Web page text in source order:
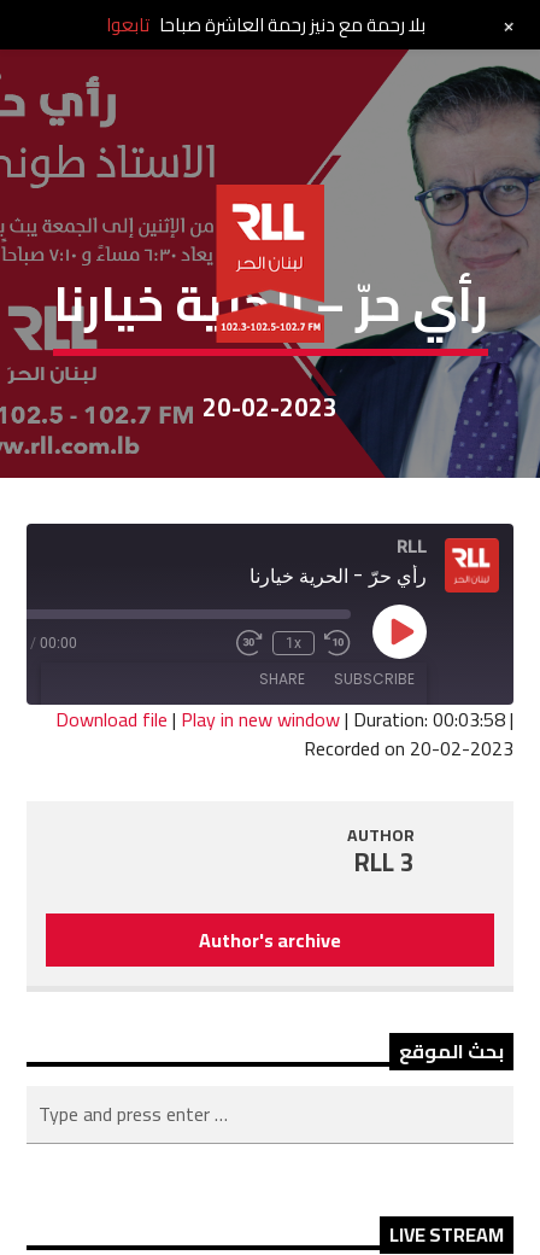
رأي حر
رأي حرّ – الحرية خيارنا
20-02-2023
RLL
رأي حرّ - الحرية خيارنا
Play
Episode
Rewind
10
Seconds
1x
Fast
seconds
00:00
/
SUBSCRIBE
SHARE
SHARE
Download file| Play in new window| Duration: 00:03:58|
Recorded on 20-02-2023
AUTHOR
RLL 3
Author's archive
بحث الموقع
LIVE STREAM
بلا رحمة مع دنيز رحمة العاشرة صباحا تابعوا +